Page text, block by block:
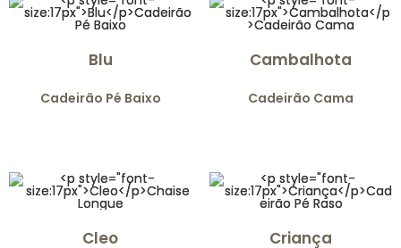
Blu
Cadeirão Pé Baixo
Cambalhota
Cadeirão Cama
Cleo Criança